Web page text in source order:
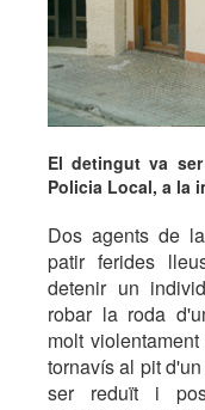
El detingut va
Policia Local, a la
Dos agents de
patir ferides
detenir un
robar la roda
molt
tornavís al pit
ser reduït i